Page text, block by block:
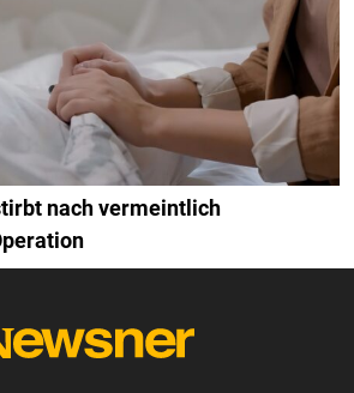
nach vermeintlich